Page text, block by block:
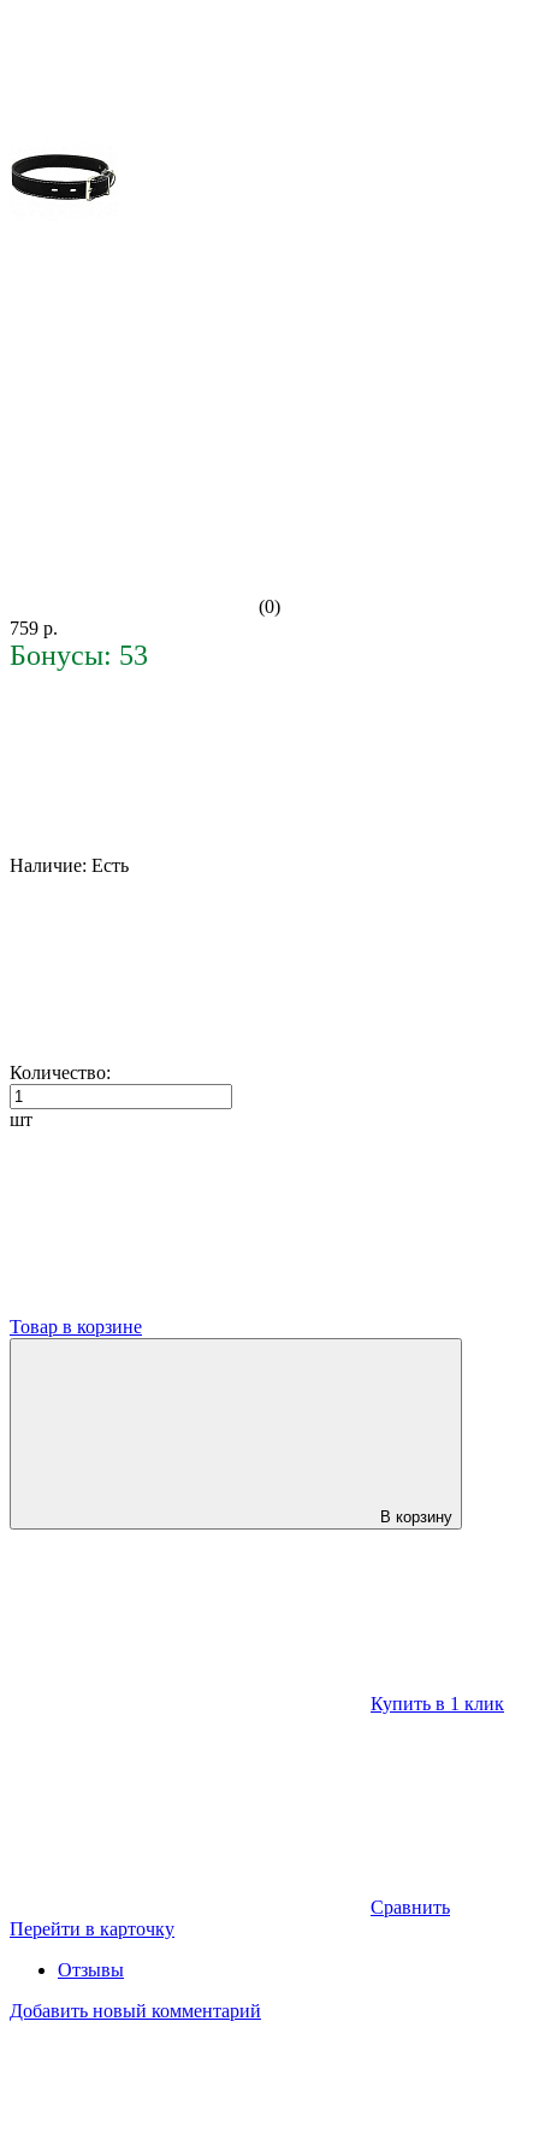
(0)
759 р.
Бонусы: 53
Наличие: Есть
Количество:
шт
Товар в корзине
В корзину
Купить в 1 клик
Сравнить
Перейти в карточку
Отзывы
Добавить новый комментарий